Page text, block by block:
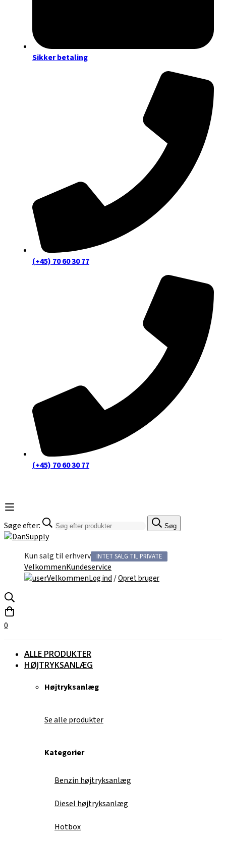
Sikker betaling
(+45) 70 60 30 77
(+45) 70 60 30 77
Søge efter: Søg
Kun salg til erhverv INTET SALG TIL PRIVATE
VelkommenKundeservice
VelkommenLog ind/Opret bruger
0
ALLE PRODUKTER
HØJTRYKSANLÆG
Højtryksanlæg
Se alle produkter
Kategorier
Benzin højtryksanlæg
Diesel højtryksanlæg
Hotbox